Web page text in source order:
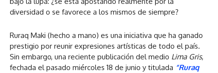
diversidad o se favorece a los mismos de siempre?
Ruraq Maki (hecho a mano) es una iniciativa que ha ganado
prestigio por reunir expresiones artísticas de todo el país.
Sin embargo, una reciente publicación del medio Lima Gris,
fechada el pasado miércoles 18 de junio y titulada “Ruraq